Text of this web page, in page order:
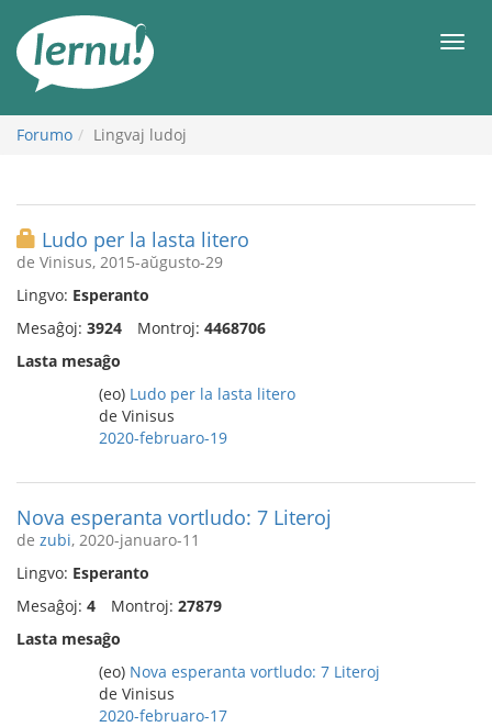
enhavo
Forumo Lingvaj ludoj
Ludo per la lasta litero
de Vinisus, 2015-aŭgusto-29
Lingvo: Esperanto
Mesaĝoj: 3924 Montroj: 4468706
Lasta mesaĝo
(eo) Ludo per la lasta litero
de Vinisus
2020-februaro-19
Nova esperanta vortludo: 7 Literoj
de zubi, 2020-januaro-11
Lingvo: Esperanto
Mesaĝoj: 4 Montroj: 27879
Lasta mesaĝo
(eo) Nova esperanta vortludo: 7 Literoj
de Vinisus
2020-februaro-17